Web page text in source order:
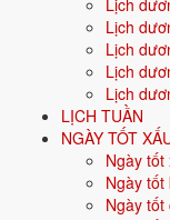
Lịch
Lịch
Lịch
Lịch
LỊCH TUẦN
NGÀY TỐT
Ngày
Ngày
Ngày
Đất nền nhà,
Sinh năm 2028(Mậu
Trạch Thổ .
Màu hợp:Vàng đất,
Đông Bắc.
Vận khí khi sinh:Vận